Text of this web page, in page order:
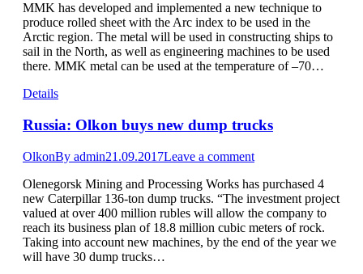
MMK has developed and implemented a new technique to
produce rolled sheet with the Arc index to be used in the
Arctic region. The metal will be used in constructing ships to
sail in the North, as well as engineering machines to be used
there. MMK metal can be used at the temperature of –70…
Details
Russia: Olkon buys new dump trucks
OlkonBy admin21.09.2017Leave a comment
Olenegorsk Mining and Processing Works has purchased 4
new Caterpillar 136-ton dump trucks. “The investment project
valued at over 400 million rubles will allow the company to
reach its business plan of 18.8 million cubic meters of rock.
Taking into account new machines, by the end of the year we
will have 30 dump trucks…